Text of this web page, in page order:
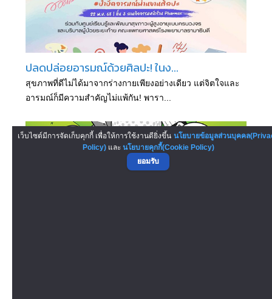
ปลดปล่อยอารมณ์ด้วยศิลปะ! ในง...
สุขภาพที่ดีไม่ได้มาจากร่างกายเพียงอย่างเดียว แต่จิตใจและ
อารมณ์ก็มีความสำคัญไม่แพ้กัน! พารา...
เว็บไซต์มีการจัดเก็บคุกกี้ เพื่อให้การใช้งานดียิ่งขึ้น นโยบายข้อมูลส่วนบุคคล
Policy)และ นโยบายคุกกี้(Cookie Policy)
ยอมรับ